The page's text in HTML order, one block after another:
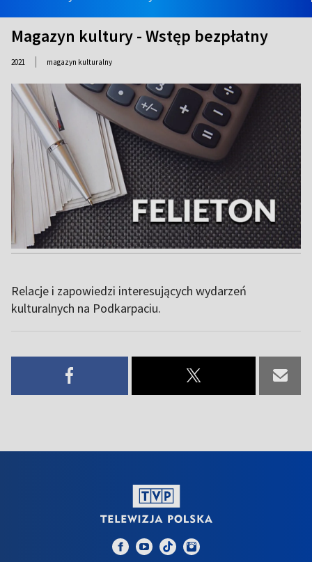
Magazyn kultury - Wstęp bezpłatny
2021 | magazyn kulturalny
Relacje i zapowiedzi interesujących wydarzeń
kulturalnych na Podkarpaciu.